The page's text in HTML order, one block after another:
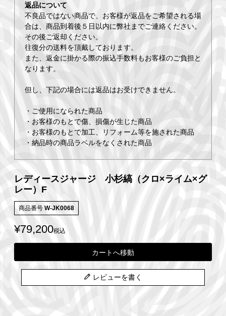
返品について
不良品ではない商品で、お客様が返品をご希望される場
合は、商品到着後５日以内に弊社までご連絡ください。
その後ご返却ください。
往復分の送料を頂戴しております。
また、返金に掛かる際の振込手数料もお客様のご負担と
なります。
但し、下記の場合には返品はお受けできません。
・ご使用になられた商品
・お客様のもとで傷、損傷が生じた商品
・お客様のもとで加工、リフォーム等を施された商品
・納品時の商品ラベルをなくされた商品
レディースジャージ 小杉縞（クロ×ライム×グ
レー）F
商品番号 W-JK0068
¥79,200税込
カートへ移動
レビューを書く